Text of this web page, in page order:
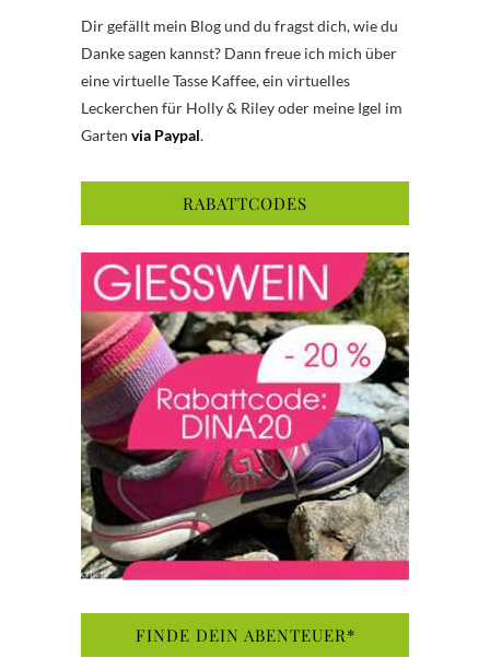
Dir gefällt mein Blog und du fragst dich, wie du
Danke sagen kannst? Dann freue ich mich über
eine virtuelle Tasse Kaffee, ein virtuelles
Leckerchen für Holly & Riley oder meine Igel im
Garten via Paypal.
RABATTCODES
FINDE DEIN ABENTEUER*